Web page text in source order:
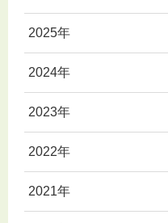
2025年
2024年
2023年
2022年
2021年